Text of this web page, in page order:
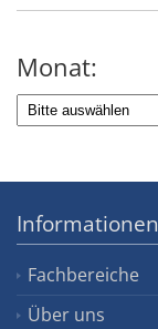
Monat:
Informationen
Fachbereiche
Über uns